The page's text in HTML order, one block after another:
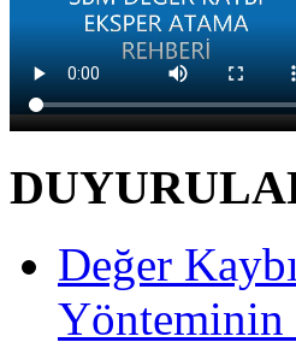
Değer
Yönteminin